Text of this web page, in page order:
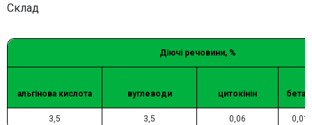
Склад
Діючі речовини, %
альгінова кислота вуглеводи цитокінін
3,5 3,5 0,06 0,01